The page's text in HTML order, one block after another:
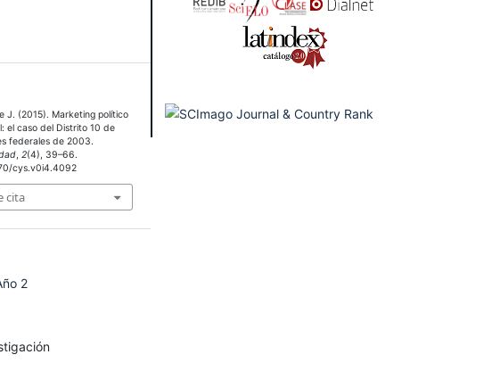
J. (2015). Marketing político
el caso del Distrito 10 de
federales de 2003.
,2(4), 39–66.
cys.v0i4.4092
cita
2